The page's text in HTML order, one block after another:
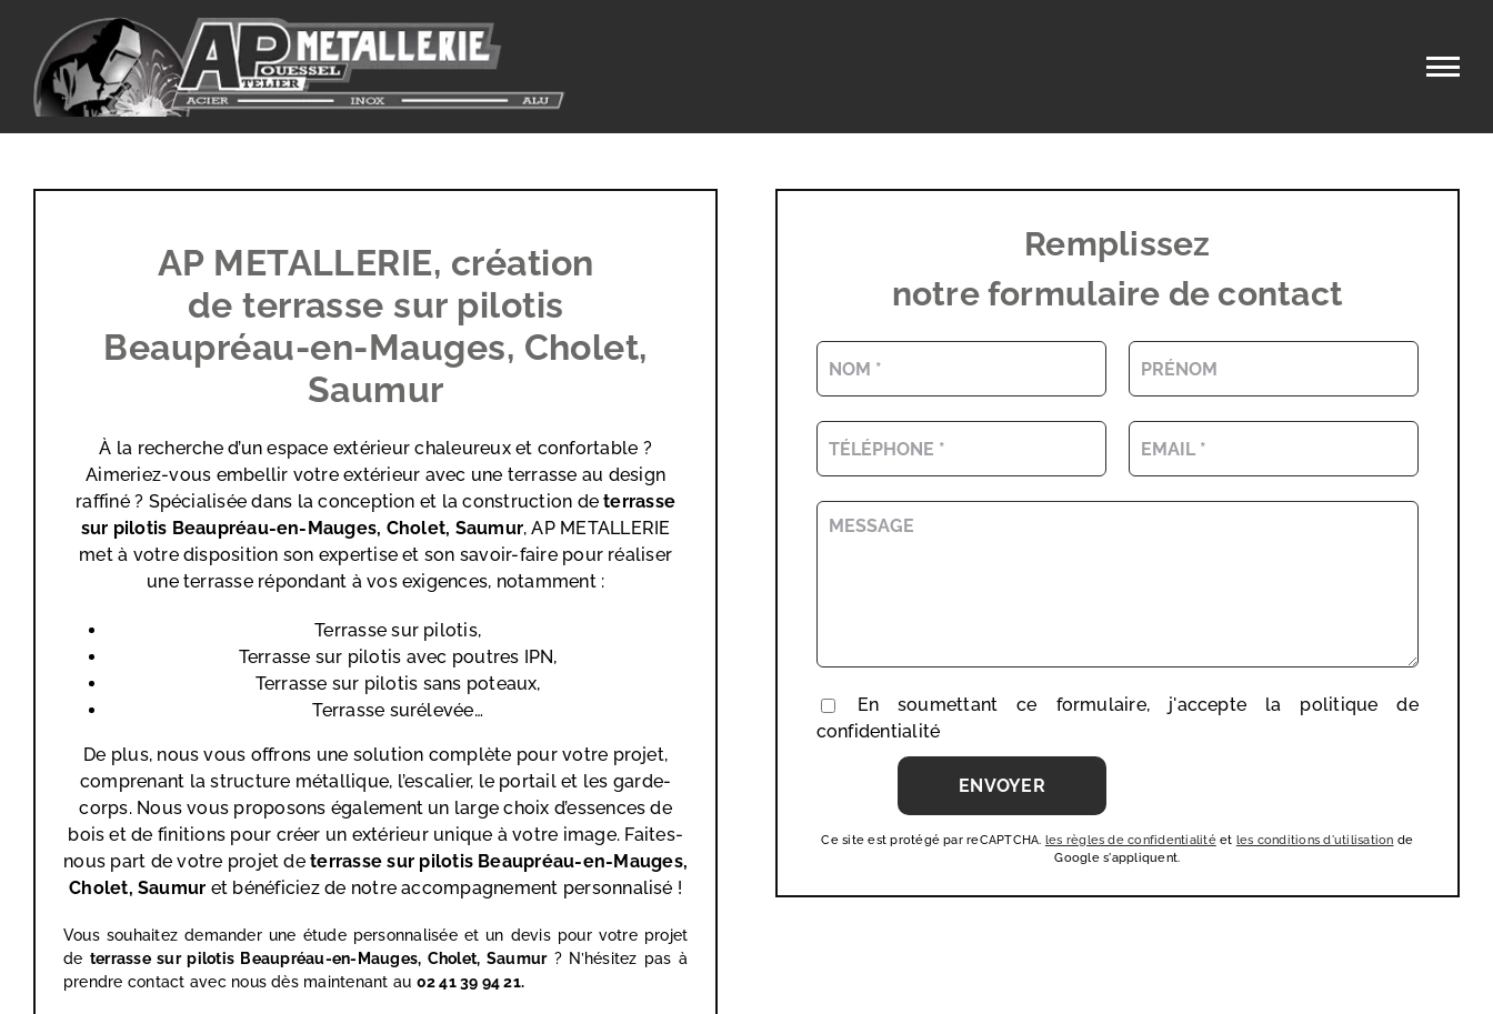
contenu
AP METALLERIE, création
de terrasse sur pilotis
Beaupréau-en-Mauges, Cholet,
Saumur
À la recherche d’un espace extérieur chaleureux et confortable ?
Aimeriez-vous embellir votre extérieur avec une terrasse au design
raffiné ? Spécialisée dans la conception et la construction deterrasse
sur pilotis Beaupréau-en-Mauges, Cholet, Saumur, AP METALLERIE
met à votre disposition son expertise et son savoir-faire pour réaliser
une terrasse répondant à vos exigences, notamment :
Terrasse sur pilotis,
Terrasse sur pilotis avec poutres IPN,
Terrasse sur pilotis sans poteaux,
Terrasse surélevée…
De plus, nous vous offrons une solution complète pour votre projet,
comprenant la structure métallique, l’escalier, le portail et les garde-
corps. Nous vous proposons également un large choix d’essences de
bois et de finitions pour créer un extérieur unique à votre image. Faites-
nous part de votre projet deterrasse sur pilotis Beaupréau-en-Mauges,
Cholet, Saumur et bénéficiez de notre accompagnement personnalisé !
Vous souhaitez demander une étude personnalisée et un devis pour votre projet
de terrasse sur pilotis Beaupréau-en-Mauges, Cholet, Saumur? N’hésitez pas à
prendre contact avec nous dès maintenant au 02 41 39 94 21.
Remplissez
notre formulaire de contact
En soumettant ce formulaire, j'accepte la politique de
confidentialité
Ce site est protégé par reCAPTCHA. les règles de confidentialitéet les conditions d'utilisation de
Google s'appliquent.